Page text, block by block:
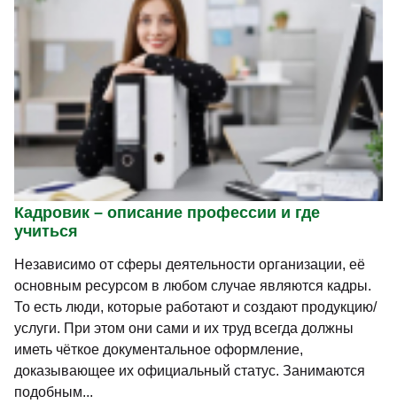
Кадровик – описание профессии и где
учиться
Независимо от сферы деятельности организации, её
основным ресурсом в любом случае являются кадры.
То есть люди, которые работают и создают продукцию/
услуги. При этом они сами и их труд всегда должны
иметь чёткое документальное оформление,
доказывающее их официальный статус. Занимаются
подобным...